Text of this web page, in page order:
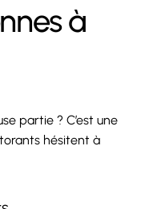
à
partie ? C’est une
hésitent à